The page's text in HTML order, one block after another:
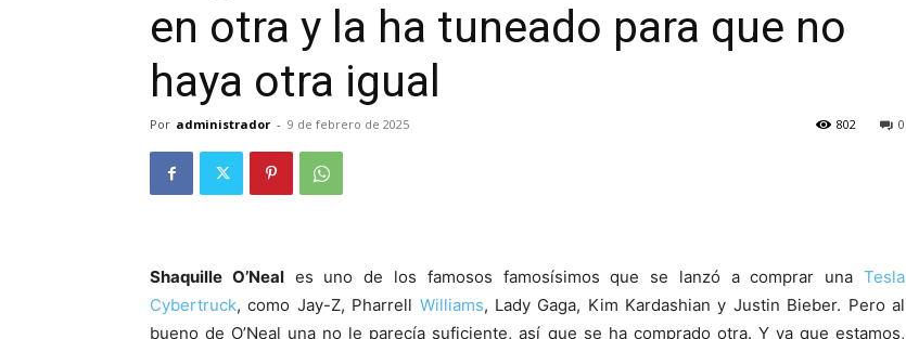
en otra y la ha tuneado para que no
haya otra igual
Por administrador - 9 de febrero de 2025 0
802
Shaquille O’Neales uno de los famosos famosísimos que se lanzó a comprar unaTesla
Cybertruck, como Jay-Z, Pharrell Williams, Lady Gaga, Kim Kardashian y Justin Bieber. Pero al
bueno de O’Neal una no le parecía suficiente, así que se ha comprado otra. Y ya que estamos,